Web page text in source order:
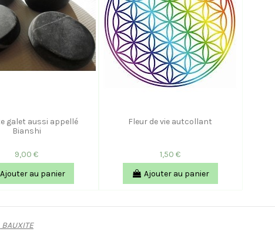
galet aussi appellé
Bianshi
9,00 €
Ajouter au panier
Fleur de vie autcollant
1,50 €
Ajouter au panier
BAUXITE